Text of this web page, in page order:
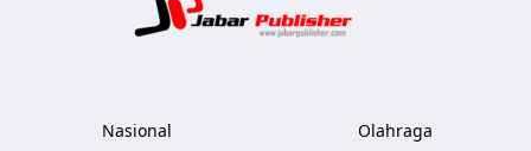
Nasional Olahraga